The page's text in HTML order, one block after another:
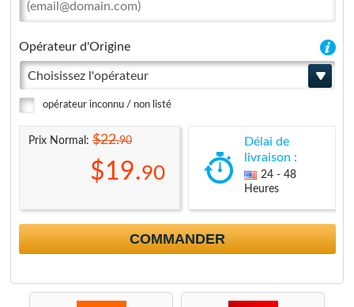
Opérateur d'Origine
Choisissez l'opérateur
opérateur inconnu / non listé
Prix Normal:$22.90
$19.90
Délai de
livraison :
24 - 48
Heures
COMMANDER